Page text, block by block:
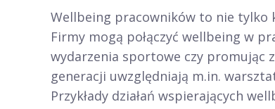
Wellbeing pracowników to nie tylko
Firmy mogą połączyć wellbeing w
wydarzenia sportowe czy promując
generacji uwzględniają m.in.
Przykłady działań wspierających